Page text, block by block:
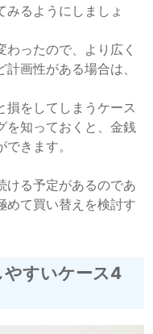
みるようにしましょ
わったので、より広く
画性がある場合は、
損をしてしまうケース
を知っておくと、金銭
きます。
ける予定があるのであ
めて買い替えを検討す
やすいケース4